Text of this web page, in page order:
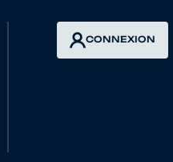
CONNEXION